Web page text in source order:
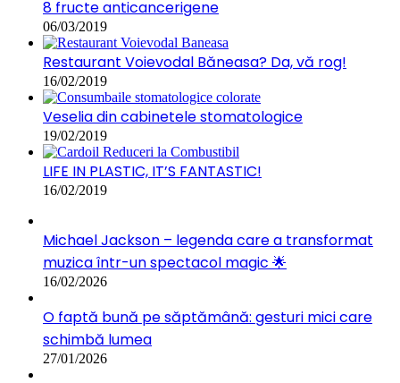
8 fructe anticancerigene
06/03/2019
Restaurant Voievodal Băneasa? Da, vă rog!
16/02/2019
Veselia din cabinetele stomatologice
19/02/2019
LIFE IN PLASTIC, IT’S FANTASTIC!
16/02/2019
Michael Jackson – legenda care a transformat
muzica într-un spectacol magic 🌟
16/02/2026
O faptă bună pe săptămână: gesturi mici care
schimbă lumea
27/01/2026